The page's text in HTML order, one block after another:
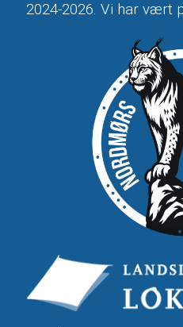
2024-2026. Vi har vært